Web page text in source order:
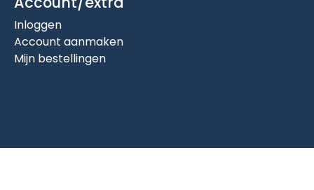
Inloggen
Account aanmaken
Mijn bestellingen